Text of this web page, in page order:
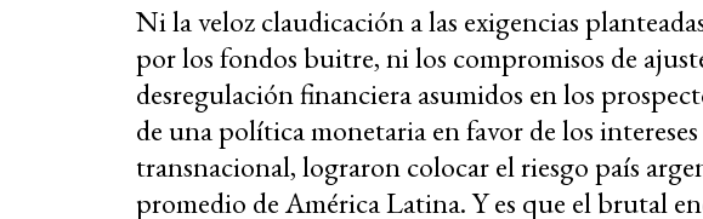
Ni la veloz claudicación a las exigencias
por los fondos buitre, ni los compromisos de
desregulación financiera asumidos en los
de una política monetaria en favor de los
transnacional, lograron colocar el riesgo país
promedio de América Latina. Y es que el brutal